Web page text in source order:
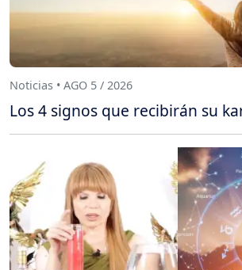
Noticias • AGO 5 / 2026
Los 4 signos que recibirán su